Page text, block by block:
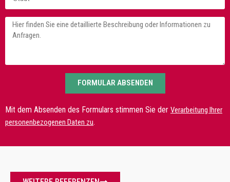
FORMULAR ABSENDEN
Mit dem Absenden des Formulars stimmen Sie der Verarbeitung Ihrer
personenbezogenen Daten zu.
Mehr